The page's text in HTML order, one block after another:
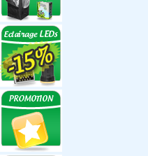
Accessoires
Eclairages LEDs
Eclairages ECO
Kits ECO
Ampoules ECO
Réflecteurs ECO
Réflecteurs